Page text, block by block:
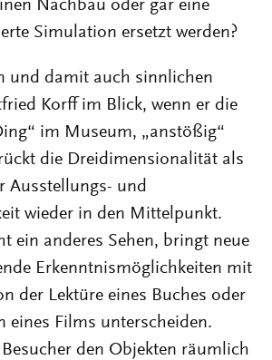
Nachbau oder gar eine
Simulation ersetzt werden?
und damit auch sinnlichen
Korff im Blick, wenn er die
im Museum, „anstößig“
die Dreidimensionalität als
Ausstellungs- und
wieder in den Mittelpunkt.
ein anderes Sehen, bringt neue
Erkenntnismöglichkeiten mit
der Lektüre eines Buches oder
eines Films unterscheiden.
den Objekten räumlich